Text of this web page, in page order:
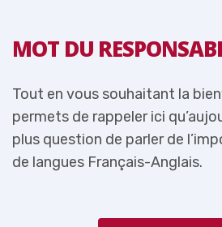
MOT DU
Tout en vous souhaitant la
permets de rappeler ici
plus question de parler de
de langues Français-Anglais.